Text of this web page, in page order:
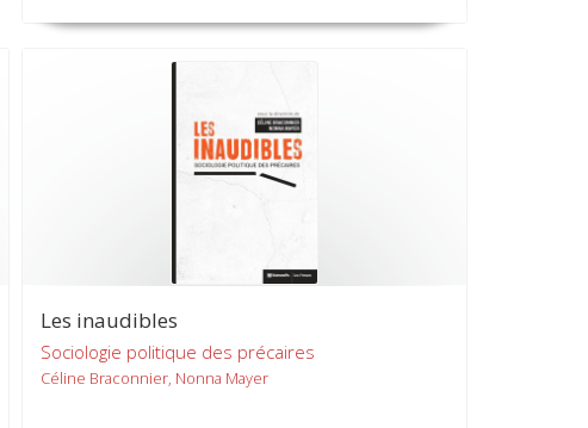
Les inaudibles
Sociologie politique des précaires
Céline Braconnier, Nonna Mayer